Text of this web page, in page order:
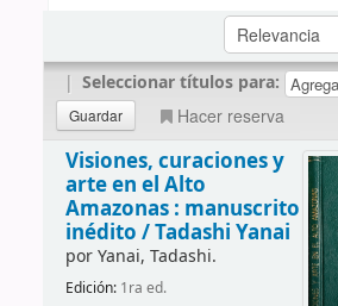
| Seleccionar títulos para:
Hacer reserva
Visiones, curaciones y
arte en el Alto
Amazonas : manuscrito
inédito /Tadashi Yanai
porYanai, Tadashi.
Edición: 1ra ed.